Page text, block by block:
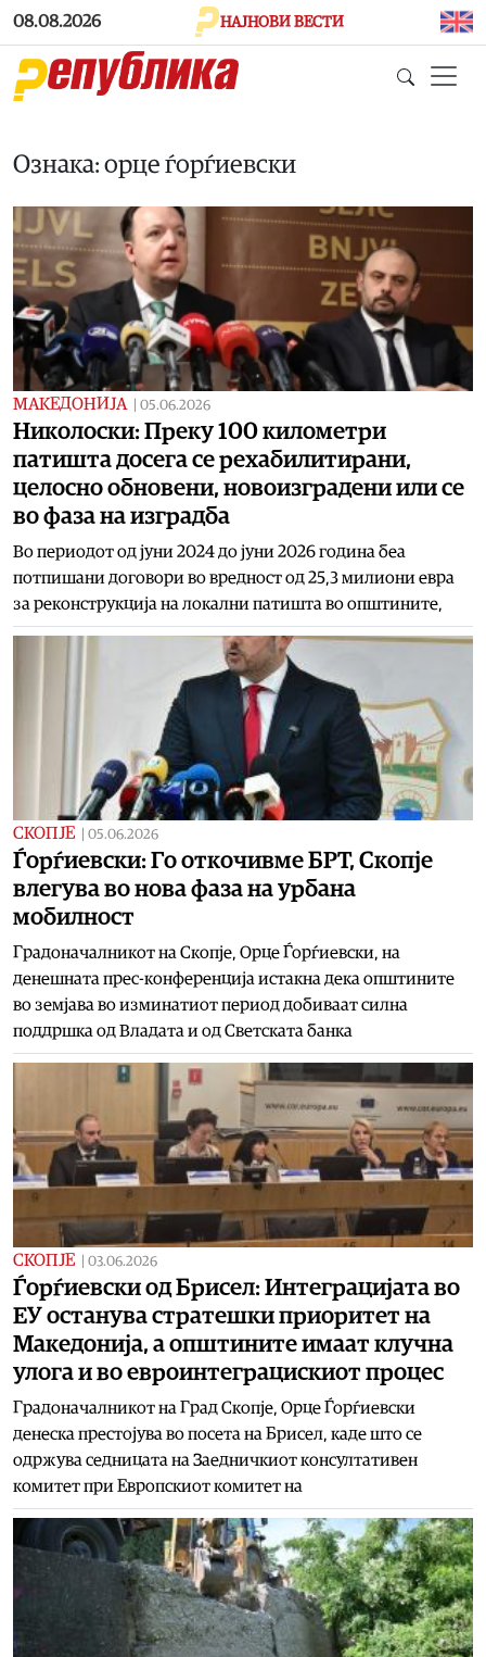
Skip to main content
08.08.2026 НАЈНОВИ ВЕСТИ
Ознака: орце ѓорѓиевски
МАКЕДОНИЈА 05.06.2026
Николоски: Преку 100 километри
патишта досега се рехабилитирани,
целосно обновени, новоизградени или се
во фаза на изградба
Во периодот од јуни 2024 до јуни 2026 година беа
потпишани договори во вредност од 25,3 милиони евра
за реконструкција на локални патишта во општините,
СКОПЈЕ 05.06.2026
Ѓорѓиевски: Го откочивме БРТ, Скопје
влегува во нова фаза на урбана
мобилност
Градоначалникот на Скопје, Орце Ѓорѓиевски, на
денешната прес-конференција истакна дека општините
во земјава во изминатиот период добиваат силна
поддршка од Владата и од Светската банка
СКОПЈЕ 03.06.2026
Ѓорѓиевски од Брисел: Интеграцијата во
ЕУ останува стратешки приоритет на
Македонија, а општините имаат клучна
улога и во евроинтеграцискиот процес
Градоначалникот на Град Скопје, Орце Ѓорѓиевски
денеска престојува во посета на Брисел, каде што се
одржува седницата на Заедничкиот консултативен
комитет при Европскиот комитет на